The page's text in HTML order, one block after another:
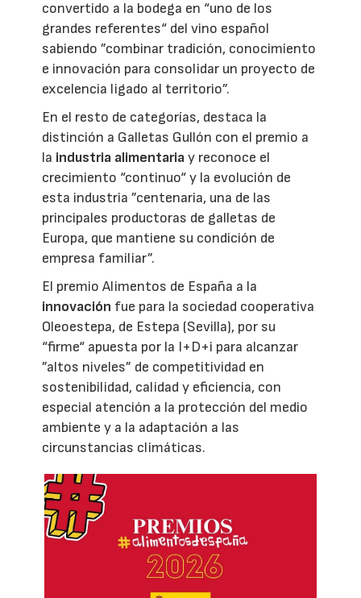
convertido a la bodega en “uno de los
grandes referentes“ del vino español
sabiendo ”combinar tradición, conocimiento
e innovación para consolidar un proyecto de
excelencia ligado al territorio”.
En el resto de categorías, destaca la
distinción a Galletas Gullón con el premio a
la industria alimentariay reconoce el
crecimiento “continuo“ y la evolución de
esta industria ”centenaria, una de las
principales productoras de galletas de
Europa, que mantiene su condición de
empresa familiar”.
El premio Alimentos de España a la
innovación fue para la sociedad cooperativa
Oleoestepa, de Estepa (Sevilla), por su
“firme“ apuesta por la I+D+i para alcanzar
”altos niveles” de competitividad en
sostenibilidad, calidad y eficiencia, con
especial atención a la protección del medio
ambiente y a la adaptación a las
circunstancias climáticas.